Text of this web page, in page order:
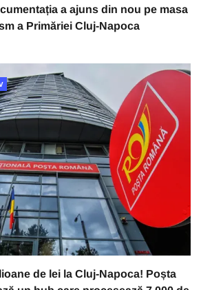
a ajuns din nou pe masa
a Primăriei Cluj-Napoca
de lei la Cluj-Napoca! Poșta